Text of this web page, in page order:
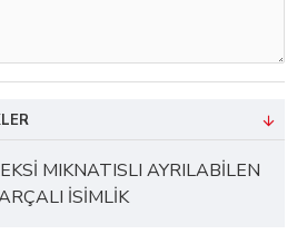
MIKNATISLI AYRILABİLEN
İSİMLİK